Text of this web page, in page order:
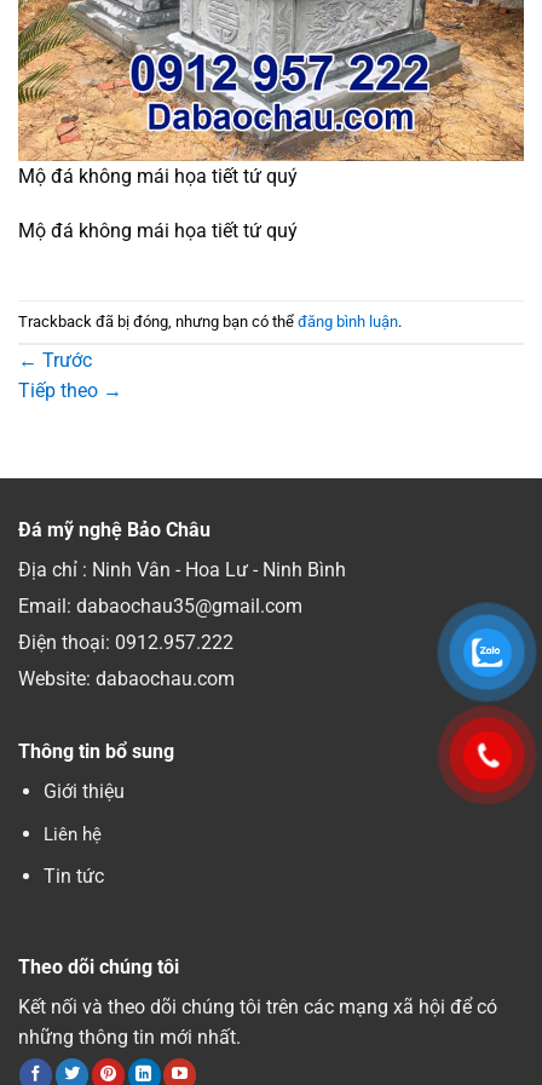
Mộ đá không mái họa tiết tứ quý
Mộ đá không mái họa tiết tứ quý
Trackback đã bị đóng, nhưng bạn có thể đăng bình luận.
← Trước
Tiếp theo →
Đá mỹ nghệ Bảo Châu
Địa chỉ : Ninh Vân - Hoa Lư - Ninh Bình
Email: dabaochau35@gmail.com
Điện thoại: 0912.957.222
Website: dabaochau.com
Thông tin bổ sung
Giới thiệu
Liên hệ
Tin tức
Theo dõi chúng tôi
Kết nối và theo dõi chúng tôi trên các mạng xã hội để có
những thông tin mới nhất.